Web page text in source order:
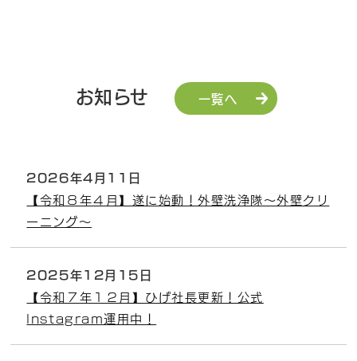
お知らせ 一覧へ
2026年4月11日
【令和８年４月】遂に始動！外壁洗浄隊～外壁クリ
ーニング～
2025年12月15日
【令和７年１２月】ひげ社長更新！公式
Instagram運用中！